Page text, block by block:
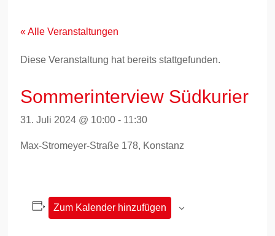
springen« Alle Veranstaltungen
Diese Veranstaltung hat bereits stattgefunden.
Sommerinterview Südkurier
31. Juli 2024 @ 10:00 - 11:30
Max-Stromeyer-Straße 178, Konstanz
Zum Kalender hinzufügen